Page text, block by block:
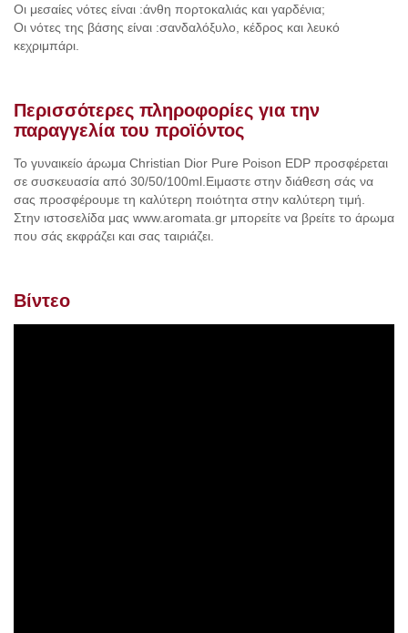
Οι μεσαίες νότες είναι :άνθη πορτοκαλιάς και γαρδένια;
Οι νότες της βάσης είναι :σανδαλόξυλο, κέδρος και λευκό
κεχριμπάρι.
Περισσότερες πληροφορίες για την
παραγγελία του προϊόντος
Το γυναικείο άρωμα Christian Dior Pure Poison EDP προσφέρεται
σε συσκευασία από 30/50/100ml.Ειμαστε στην διάθεση σάς να
σας προσφέρουμε τη καλύτερη ποιότητα στην καλύτερη τιμή.
Στην ιστοσελίδα μας www.aromata.gr μπορείτε να βρείτε το άρωμα
που σάς εκφράζει και σας ταιριάζει.
Βίντεο